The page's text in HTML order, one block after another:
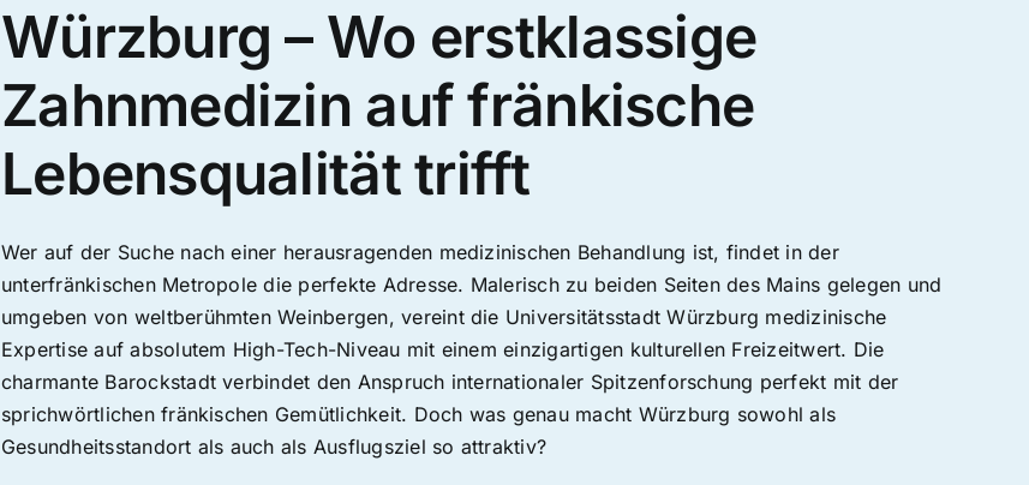
Würzburg – Wo erstklassige
Zahnmedizin auf fränkische
Lebensqualität trifft
Wer auf der Suche nach einer herausragenden medizinischen Behandlung ist, findet in der
unterfränkischen Metropole die perfekte Adresse. Malerisch zu beiden Seiten des Mains gelegen und
umgeben von weltberühmten Weinbergen, vereint die Universitätsstadt Würzburg medizinische
Expertise auf absolutem High-Tech-Niveau mit einem einzigartigen kulturellen Freizeitwert. Die
charmante Barockstadt verbindet den Anspruch internationaler Spitzenforschung perfekt mit der
sprichwörtlichen fränkischen Gemütlichkeit. Doch was genau macht Würzburg sowohl als
Gesundheitsstandort als auch als Ausflugsziel so attraktiv?